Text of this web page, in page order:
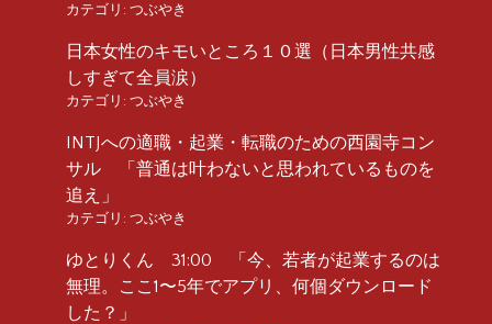
カテゴリ: つぶやき
日本女性のキモいところ１０選（日本男性共感
しすぎて全員涙）
カテゴリ: つぶやき
INTJへの適職・起業・転職のための西園寺コン
サル 「普通は叶わないと思われているものを
追え」
カテゴリ: つぶやき
ゆとりくん 31:00 「今、若者が起業するのは
無理。ここ1〜5年でアプリ、何個ダウンロード
した？」